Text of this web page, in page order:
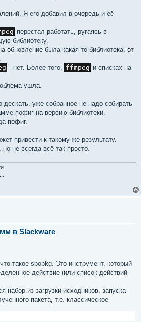
Я его добавил в очередь и её
перестал работать, ругаясь в
библиотеку.
обновление была какая-то библиотека, от
.
- нет. Более того, ffmpeg и списках на
ушла.
дескать, уже собранное не надо собирать
пофиг на версию библиотеки.
пофиг.
привести к такому же результату.
не всегда всё так просто.
в Slackware
такое sbopkg. Это инструмент, который
действие (или список действий
набор из загрузки исходников, запуска
пакета, т.е. классическое